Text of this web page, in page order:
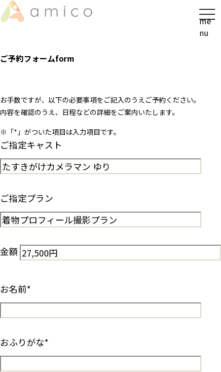
t
o
g
t
me
nu
ご予約フォームform
お手数ですが、以下の必要事項をご記入のうえご予約ください。
内容を確認のうえ、日程などの詳細をご案内いたします。
※「* 」がついた項目は入力項目です。
ご指定キャスト
ご指定プラン
金額
お名前*
おふりがな*